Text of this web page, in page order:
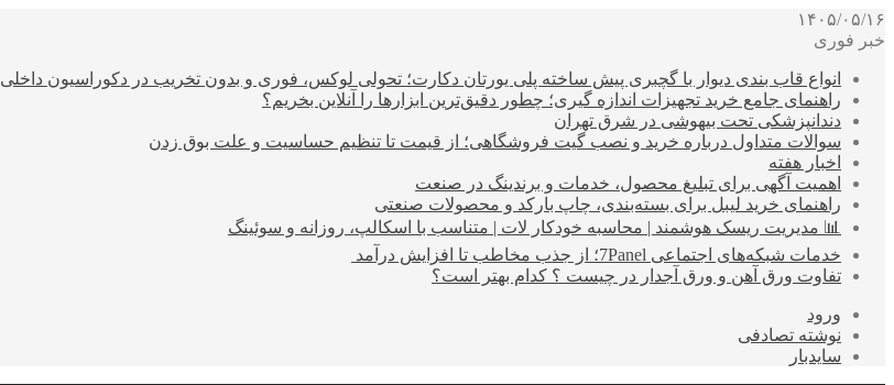
۱۴۰۵/۰۵/۱۶
خبر فوری
انواع قاب بندی دیوار با گچبری پیش ساخته پلی یورتان دکارت؛ تحولی لوکس، فوری و بدون تخریب در دکوراسیون داخلی
راهنمای جامع خرید تجهیزات اندازه گیری؛ چطور دقیق‌ترین ابزارها را آنلاین بخریم؟
دندانپزشکی تحت بیهوشی در شرق تهران
سوالات متداول درباره خرید و نصب گیت فروشگاهی؛ از قیمت تا تنظیم حساسیت و علت بوق زدن
اخبار هفته
اهمیت آگهی برای تبلیغ محصول، خدمات و برندینگ در صنعت
راهنمای خرید لیبل برای بسته‌بندی، چاپ بارکد و محصولات صنعتی
📊 مدیریت ریسک هوشمند | محاسبه خودکار لات | متناسب با اسکالپ، روزانه و سوئینگ
خدمات شبکه‌های اجتماعی 7Panel؛ از جذب مخاطب تا افزایش درآمد
تفاوت ورق آهن و ورق آجدار در چیست ؟ کدام بهتر است؟
ورود
نوشته تصادفی
سایدبار